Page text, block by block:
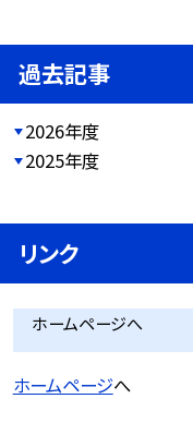
過去記事
2026年度
2025年度
リンク
ホームページへ
ホームページへ